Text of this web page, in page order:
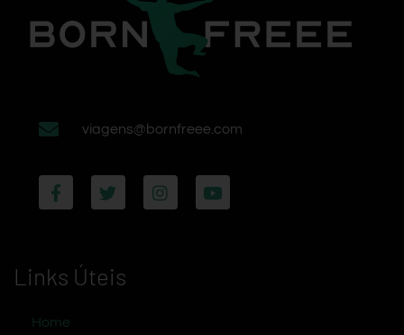
viagens@bornfreee.com
Links Úteis
Home